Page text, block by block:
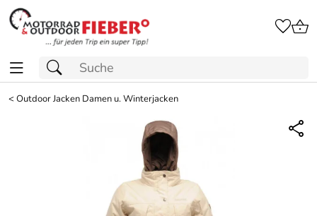
<Outdoor Jacken Damen u. Winterjacken